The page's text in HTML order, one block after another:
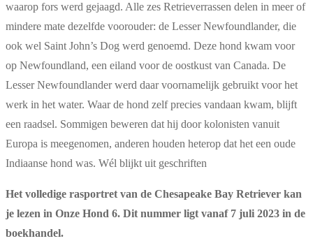
waarop fors werd gejaagd. Alle zes Retrieverrassen delen in meer of
mindere mate dezelfde voorouder: de Lesser Newfoundlander, die
ook wel Saint John’s Dog werd genoemd. Deze hond kwam voor
op Newfoundland, een eiland voor de oostkust van Canada. De
Lesser Newfoundlander werd daar voornamelijk gebruikt voor het
werk in het water. Waar de hond zelf precies vandaan kwam, blijft
een raadsel. Sommigen beweren dat hij door kolonisten vanuit
Europa is meegenomen, anderen houden heterop dat het een oude
Indiaanse hond was. Wél blijkt uit geschriften
Het volledige rasportret van de Chesapeake Bay Retriever kan
je lezen in Onze Hond 6. Dit nummer ligt vanaf 7 juli 2023 in de
boekhandel.